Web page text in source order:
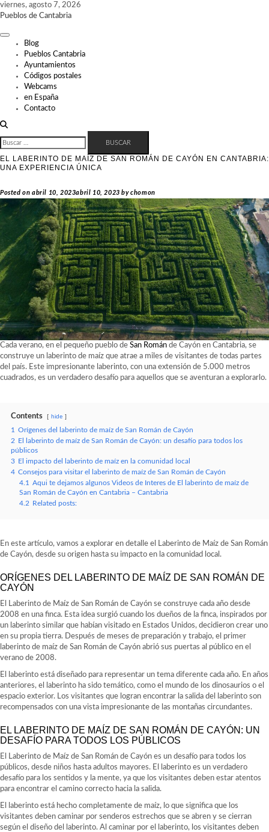
Skip
to
viernes, agosto 7, 2026
Pueblos de Cantabria
Blog
Pueblos Cantabria
Ayuntamientos
Códigos postales
Webcams
en España
Contacto
BUSCAR:
EL LABERINTO DE MAÍZ DE SAN ROMÁN DE CAYÓN EN CANTABRIA:
UNA EXPERIENCIA ÚNICA
Posted on abril 10, 2023abril 10, 2023 bychomon
Cada verano, en el pequeño pueblo de San Román de Cayón en Cantabria, se
construye un laberinto de maíz que atrae a miles de visitantes de todas partes
del país. Este impresionante laberinto, con una extensión de 5.000 metros
cuadrados, es un verdadero desafío para aquellos que se aventuran a explorarlo.
Contents hide
1
Orígenes del laberinto de maíz de San Román de Cayón
2
El laberinto de maíz de San Román de Cayón: un desafío para todos los
públicos
3
El impacto del laberinto de maíz en la comunidad local
4 Consejos para visitar el laberinto de maíz de San Román de Cayón
4.1
Aqui te dejamos algunos Videos de Interes de El laberinto de maíz de
San Román de Cayón en Cantabria – Cantabria
4.2
Related posts:
En este artículo, vamos a explorar en detalle el Laberinto de Maíz de San Román
de Cayón, desde su origen hasta su impacto en la comunidad local.
ORÍGENES DEL LABERINTO DE MAÍZ DE SAN ROMÁN DE
CAYÓN
El Laberinto de Maíz de San Román de Cayón se construye cada año desde
2008 en una finca. Esta idea surgió cuando los dueños de la finca, inspirados por
un laberinto similar que habían visitado en Estados Unidos, decidieron crear uno
en su propia tierra. Después de meses de preparación y trabajo, el primer
laberinto de maíz de San Román de Cayón abrió sus puertas al público en el
verano de 2008.
El laberinto está diseñado para representar un tema diferente cada año. En años
anteriores, el laberinto ha sido temático, como el mundo de los dinosaurios o el
espacio exterior. Los visitantes que logran encontrar la salida del laberinto son
recompensados con una vista impresionante de las montañas circundantes.
EL LABERINTO DE MAÍZ DE SAN ROMÁN DE CAYÓN: UN
DESAFÍO PARA TODOS LOS PÚBLICOS
El Laberinto de Maíz de San Román de Cayón es un desafío para todos los
públicos, desde niños hasta adultos mayores. El laberinto es un verdadero
desafío para los sentidos y la mente, ya que los visitantes deben estar atentos
para encontrar el camino correcto hacia la salida.
El laberinto está hecho completamente de maíz, lo que significa que los
visitantes deben caminar por senderos estrechos que se abren y se cierran
según el diseño del laberinto. Al caminar por el laberinto, los visitantes deben